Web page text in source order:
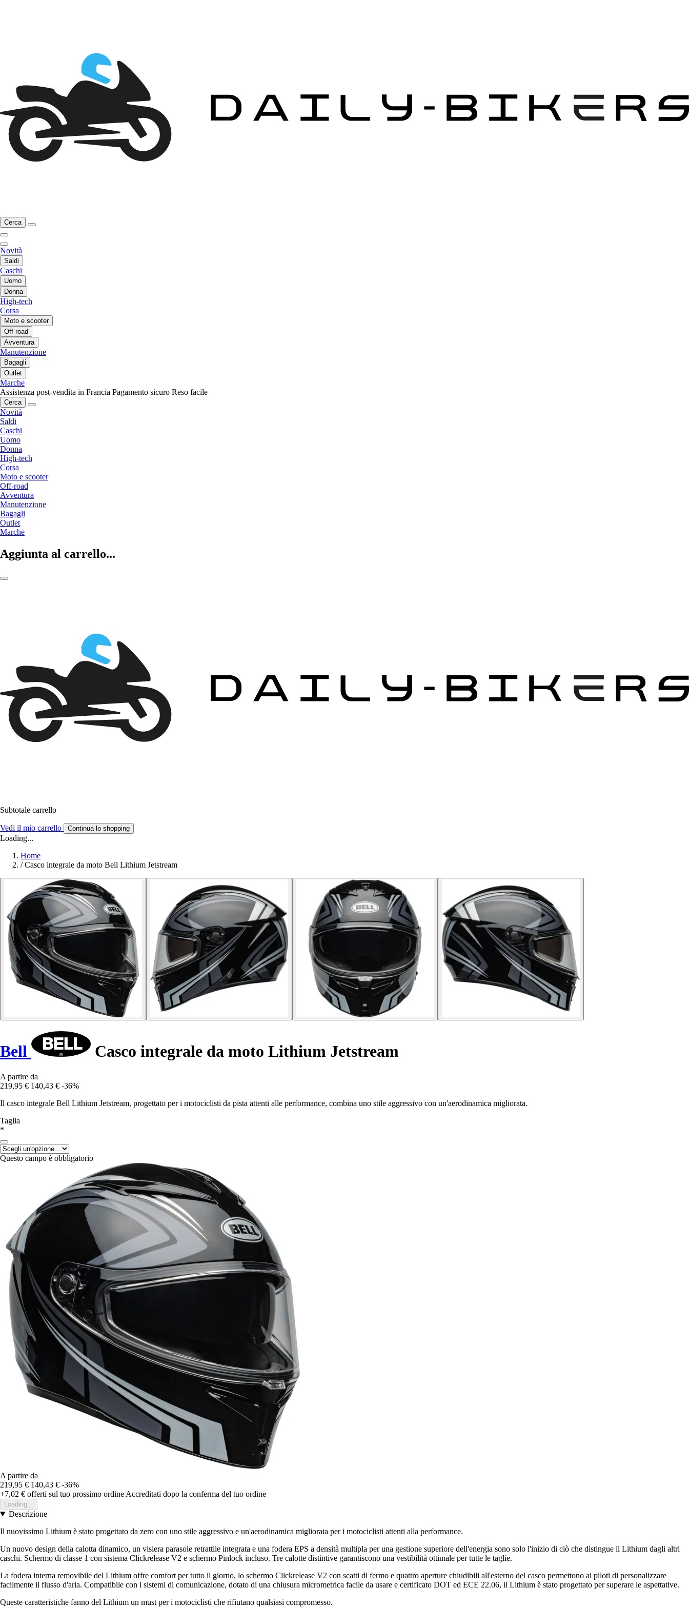
Cerca
Novità
Saldi
Caschi
Uomo
Donna
High-tech
Corsa
Moto e scooter
Off-road
Avventura
Manutenzione
Bagagli
Outlet
Marche
Assistenza post-vendita in Francia Pagamento sicuro Reso facile
Cerca
Novità
Saldi
Caschi
Uomo
Donna
High-tech
Corsa
Moto e scooter
Off-road
Avventura
Manutenzione
Bagagli
Outlet
Marche
Aggiunta al carrello...
Subtotale carrello
Vedi il mio carrello Continua lo shopping
Loading...
Home
/ Casco integrale da moto Bell Lithium Jetstream
Bell Casco integrale da moto Lithium Jetstream
A partire da
219,95 € 140,43 € -36%
Il casco integrale Bell Lithium Jetstream, progettato per i motociclisti da pista attenti alle performance, combina uno stile aggressivo con un'aerodinamica migliorata.
Taglia
*
Questo campo è obbligatorio
A partire da
219,95 € 140,43 € -36%
+7,02 € offerti sul tuo prossimo ordine Accreditati dopo la conferma del tuo ordine
Loading...
Descrizione
Il nuovissimo Lithium è stato progettato da zero con uno stile aggressivo e un'aerodinamica migliorata per i motociclisti attenti alla performance.
Un nuovo design della calotta dinamico, un visiera parasole retrattile integrata e una fodera EPS a densità multipla per una gestione superiore dell'energia sono solo l'inizio di ciò che distingue il Lithium dagli altri
caschi. Schermo di classe 1 con sistema Clickrelease V2 e schermo Pinlock incluso. Tre calotte distintive garantiscono una vestibilità ottimale per tutte le taglie.
La fodera interna removibile del Lithium offre comfort per tutto il giorno, lo schermo Clickrelease V2 con scatti di fermo e quattro aperture chiudibili all'esterno del casco permettono ai piloti di personalizzare
facilmente il flusso d'aria. Compatibile con i sistemi di comunicazione, dotato di una chiusura micrometrica facile da usare e certificato DOT ed ECE 22.06, il Lithium è stato progettato per superare le aspettative.
Queste caratteristiche fanno del Lithium un must per i motociclisti che rifiutano qualsiasi compromesso.